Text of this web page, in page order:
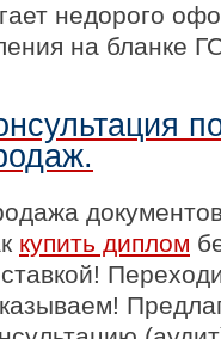
недорого
на бланке
купить диплом